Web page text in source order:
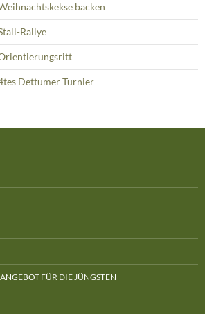
backen
Rallye
Dettumer Turnier
FÜR DIE JÜNGSTEN